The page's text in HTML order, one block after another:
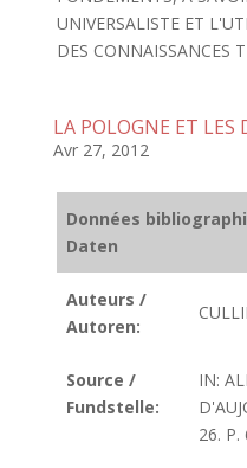
UNIVERSALISTE ET
DES CONNAISSANCES
LA POLOGNE ET LES
Avr 27, 2012
Données
Daten
Auteurs /
Autoren:
Source /
Fundstelle:
IN:
26. P.